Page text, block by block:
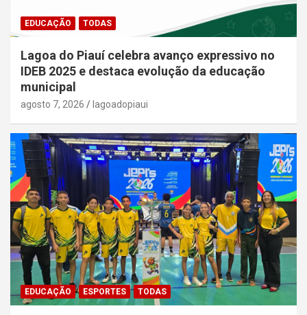
EDUCAÇÃO TODAS
Lagoa do Piauí celebra avanço expressivo no
IDEB 2025 e destaca evolução da educação
municipal
agosto 7, 2026 lagoadopiaui
EDUCAÇÃO ESPORTES TODAS